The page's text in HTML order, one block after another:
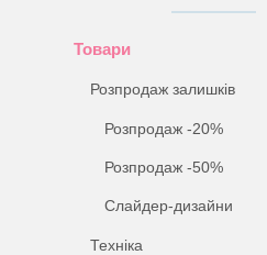
Товари
Розпродаж залишків
Розпродаж -20%
Розпродаж -50%
Слайдер-дизайни
Техніка